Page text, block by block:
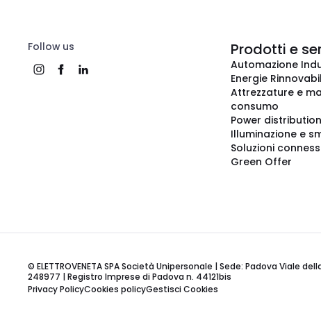
Follow us Prodotti e
Automazione
Energie
Attrezzature e
consumo
Power distribution
Illuminazione e
Soluzioni
Green Offer
© ELETTROVENETA SPA Società Unipersonale | Sede: Padova Viale
248977 | Registro Imprese di Padova n. 44121bis
Privacy PolicyCookies policyGestisci Cookies